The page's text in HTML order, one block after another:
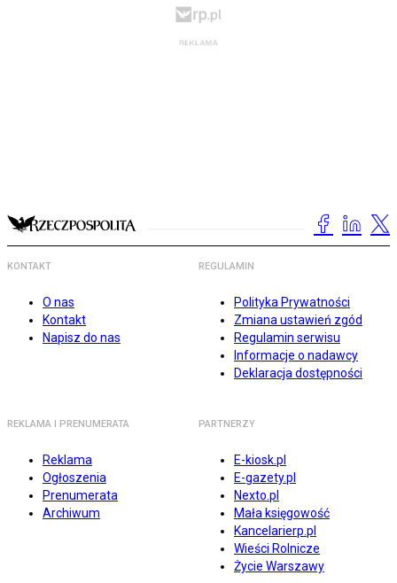
KONTAKT
O nas
Kontakt
Napisz do nas
REGULAMIN
Polityka Prywatności
Zmiana ustawień zgód
Regulamin serwisu
Informacje o nadawcy
Deklaracja dostępności
REKLAMA I PRENUMERATA
Reklama
Ogłoszenia
Prenumerata
Archiwum
PARTNERZY
E-kiosk.pl
E-gazety.pl
Nexto.pl
Mała księgowość
Kancelarierp.pl
Wieści Rolnicze
Życie Warszawy